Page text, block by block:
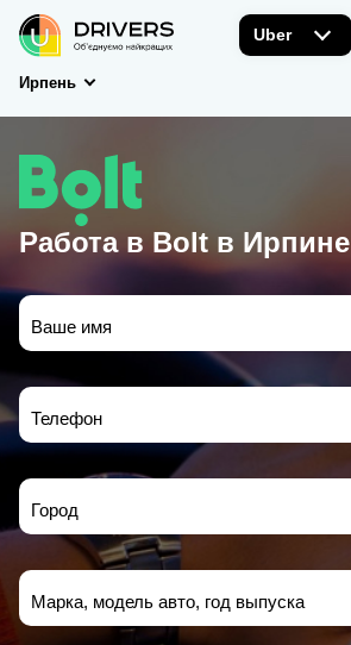
Uber
Ирпень
Работа в Bolt в Ирпине
Ваше имя
Телефон
Город
Марка, модель авто, год выпуска